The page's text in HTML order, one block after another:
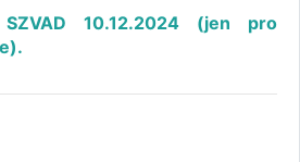
10.12.2024 (jen pro